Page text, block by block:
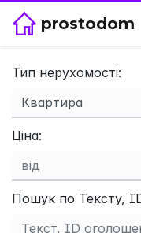
prostodom
Тип нерухомості:
Ціна:
Пошук по Тексту,